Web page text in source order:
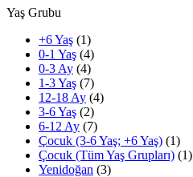
Yaş Grubu
+6 Yaş (1)
0-1 Yaş (4)
0-3 Ay (4)
1-3 Yaş (7)
12-18 Ay (4)
3-6 Yaş (2)
6-12 Ay (7)
Çocuk (3-6 Yaş; +6 Yaş) (1)
Çocuk (Tüm Yaş Grupları) (1)
Yenidoğan (3)